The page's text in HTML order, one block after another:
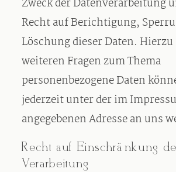
Zweck der Datenverarbeitung
Recht auf Berichtigung,
Löschung dieser Daten. Hierzu
weiteren Fragen zum Thema
personenbezogene Daten
jederzeit unter der im
angegebenen Adresse an uns
Recht auf Einschränkung
Verarbeitung